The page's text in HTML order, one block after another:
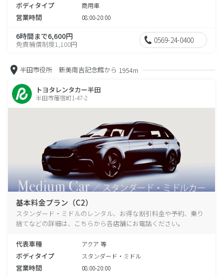
ボディタイプ 商用車
営業時間 08:00-20:00
6時間まで6,600円
免責補償制度1,100円 0569-24-0400
半田市役所 新美南吉記念館から 1954m
トヨタレンタカー半田
半田市雁宿町1-47-2
基本料金プラン（C2）
スタンダード・ミドルのレンタル、お得な割引料金や予約、乗り
捨てなどの詳細は、こちらから各店舗にお電話ください。
代表車種 アクア 等
ボディタイプ スタンダード・ミドル
営業時間 08:00-20:00